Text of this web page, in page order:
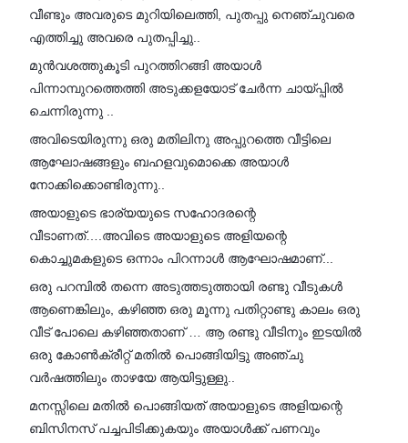
വീണ്ടും അവരുടെ മുറിയിലെത്തി, പുതപ്പു നെഞ്ചുവരെ
എത്തിച്ചു അവരെ പുതപ്പിച്ചു..
മുൻവശത്തുകൂടി പുറത്തിറങ്ങി അയാൾ
പിന്നാമ്പുറത്തെത്തി അടുക്കളയോട് ചേർന്ന ചായ്പ്പിൽ
ചെന്നിരുന്നു ..
അവിടെയിരുന്നു ഒരു മതിലിനു അപ്പുറത്തെ വീട്ടിലെ
ആഘോഷങ്ങളും ബഹളവുമൊക്കെ അയാൾ
നോക്കിക്കൊണ്ടിരുന്നു..
അയാളുടെ ഭാര്യയുടെ സഹോദരന്റെ
വീടാണത്….അവിടെ അയാളുടെ അളിയന്റെ
കൊച്ചുമകളുടെ ഒന്നാം പിറന്നാൾ ആഘോഷമാണ്...
ഒരു പറമ്പിൽ തന്നെ അടുത്തടുത്തായി രണ്ടു വീടുകൾ
ആണെങ്കിലും, കഴിഞ്ഞ ഒരു മൂന്നു പതിറ്റാണ്ടു കാലം ഒരു
വീട് പോലെ കഴിഞ്ഞതാണ് … ആ രണ്ടു വീടിനും ഇടയിൽ
ഒരു കോൺക്രീറ്റ് മതിൽ പൊങ്ങിയിട്ടു അഞ്ചു
വർഷത്തിലും താഴയേ ആയിട്ടുള്ളു..
മനസ്സിലെ മതിൽ പൊങ്ങിയത് അയാളുടെ അളിയന്റെ
ബിസിനസ് പച്ചപിടിക്കുകയും അയാൾക്ക്‌ പണവും